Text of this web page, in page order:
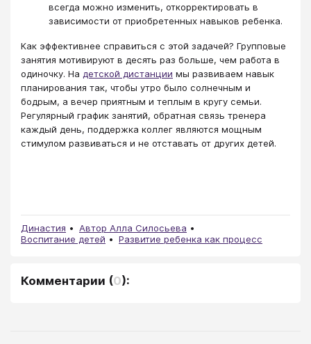
всегда можно изменить, откорректировать в
зависимости от приобретенных навыков ребенка.
Как эффективнее справиться с этой задачей? Групповые
занятия мотивируют в десять раз больше, чем работа в
одиночку. На детской дистанции мы развиваем навык
планирования так, чтобы утро было солнечным и
бодрым, а вечер приятным и теплым в кругу семьи.
Регулярный график занятий, обратная связь тренера
каждый день, поддержка коллег являются мощным
стимулом развиваться и не отставать от других детей.
Династия
Автор Алла Силосьева
Воспитание детей
Развитие ребенка как процесс
Комментарии (0):